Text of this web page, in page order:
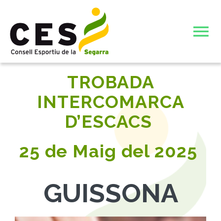
content
INICI
JOCS ESPORTIUS ESCOLARS DE CATALUNYA (JEEC)
ELECCIONS JUNTA DIRECTIVA CONSELL ESPORTIU DE
JUNTA DIRECTIVA 23-27
CIATE COMPLERT ESTIU 26
TROBADA
INTERCOMARCA
D’ESCACS
25 de Maig del 2025
GUISSONA